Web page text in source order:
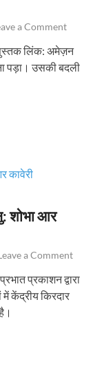
a Comment
लिंक: अमेज़न
पड़ा। उसकी बदली
शोभा आर
a Comment
प्रकाशन द्वारा
केंद्रीय किरदार